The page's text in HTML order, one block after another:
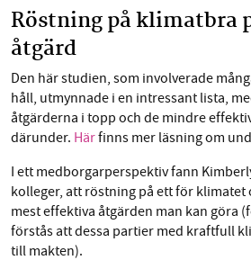
Röstning på
åtgärd
Den här studien, som involverade
håll, utmynnade i en intressant lista,
åtgärderna i topp och de mindre
därunder. Härfinns mer läsning om
I ett medborgarperspektiv fann
kolleger, att röstning på ett för
mest effektiva åtgärden man kan göra
förstås att dessa partier med kraftfull
till makten).